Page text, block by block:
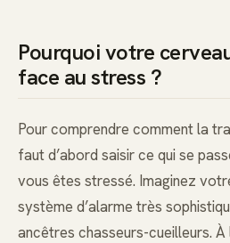
Pourquoi votre
face au stress ?
Pour comprendre comment la
faut d’abord saisir ce qui se
vous êtes stressé. Imaginez
système d’alarme très
ancêtres chasseurs-cueilleurs. À